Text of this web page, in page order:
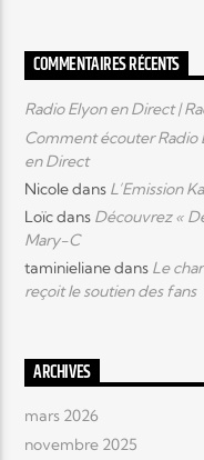
COMMENTAIRES RÉCENTS
Radio Elyon en Direct |
Comment écouter Radio
en Direct
Nicoledans L’Emission
Loïcdans Découvrez «
Mary-C
taminielianedans Le
reçoit le soutien des fans
ARCHIVES
mars 2026
novembre 2025